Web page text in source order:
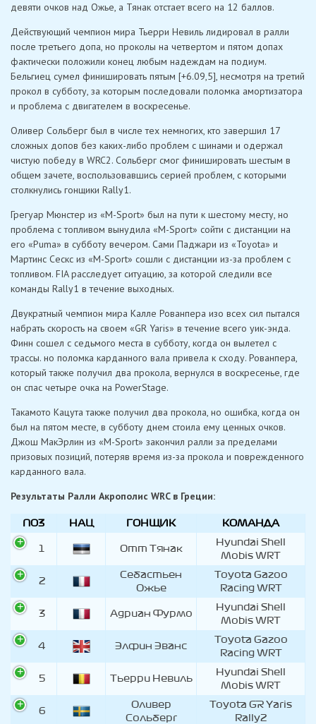
девяти очков над Ожье, а Тянак отстает всего на 12 баллов.
Действующий чемпион мира Тьерри Невиль лидировал в ралли
после третьего допа, но проколы на четвертом и пятом допах
фактически положили конец любым надеждам на подиум.
Бельгиец сумел финишировать пятым [+6.09,5], несмотря на третий
прокол в субботу, за которым последовали поломка амортизатора
и проблема с двигателем в воскресенье.
Оливер Сольберг был в числе тех немногих, кто завершил 17
сложных допов без каких-либо проблем с шинами и одержал
чистую победу в WRC2. Сольберг смог финишировать шестым в
общем зачете, воспользовавшись серией проблем, с которыми
столкнулись гонщики Rally1.
Грегуар Мюнстер из «M-Sport» был на пути к шестому месту, но
проблема с топливом вынудила «M-Sport» сойти с дистанции на
его «Puma» в субботу вечером. Сами Паджари из «Toyota» и
Мартинс Сескс из «M-Sport» сошли с дистанции из-за проблем с
топливом. FIA расследует ситуацию, за которой следили все
команды Rally1 в течение выходных.
Двукратный чемпион мира Калле Рованпера изо всех сил пытался
набрать скорость на своем «GR Yaris» в течение всего уик-энда.
Финн сошел с седьмого места в субботу, когда он вылетел с
трассы. но поломка карданного вала привела к сходу. Рованпера,
который также получил два прокола, вернулся в воскресенье, где
он спас четыре очка на PowerStage.
Такамото Кацута также получил два прокола, но ошибка, когда он
был на пятом месте, в субботу днем ​​стоила ему ценных очков.
Джош МакЭрлин из «M-Sport» закончил ралли за пределами
призовых позиций, потеряв время из-за прокола и поврежденного
карданного вала.
Результаты Ралли Акрополис WRC в Греции:
ПОЗ НАЦ ГОНЩИК КОМАНДА
Отт Тянак
Hyundai Shell
Mobis WRT
2
Себастьен
Ожье
Toyota Gazoo
Racing WRT
3 Адриан Фурмо
Hyundai Shell
Mobis WRT
4 Элфин Эванс
Toyota Gazoo
Racing WRT
5 Тьерри Невиль
Hyundai Shell
Mobis WRT
6
Оливер
Сольберг
Toyota GR Yaris
Rally2